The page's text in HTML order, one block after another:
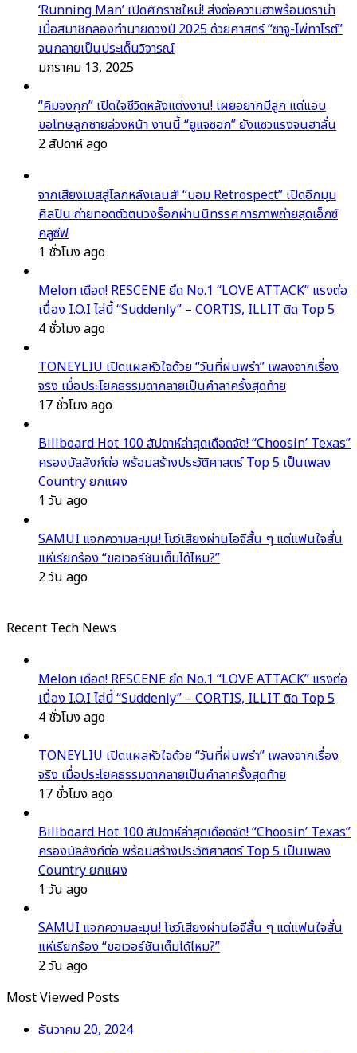
‘Running Man’ เปิดศักราชใหม่! ส่งต่อความฮาพร้อมดราม่า
เมื่อสมาชิกลองทำนายดวงปี 2025 ด้วยศาสตร์ “ซาจู-ไพ่ทาโรต์”
จนกลายเป็นประเด็นวิจารณ์
มกราคม 13, 2025
“คิมจงกุก” เปิดใจชีวิตหลังแต่งงาน! เผยอยากมีลูก แต่แอบ
ขอโทษลูกชายล่วงหน้า งานนี้ “ยูแจซอก” ยังแซวแรงจนฮาลั่น
2 สัปดาห์ ago
จากเสียงเบสสู่โลกหลังเลนส์! “บอม Retrospect” เปิดอีกมุม
ศิลปิน ถ่ายทอดตัวตนวงร็อกผ่านนิทรรศการภาพถ่ายสุดเอ็กซ์
คลูซีฟ
1 ชั่วโมง ago
Melon เดือด! RESCENE ยึด No.1 “LOVE ATTACK” แรงต่อ
เนื่อง I.O.I ไล่บี้ “Suddenly” – CORTIS, ILLIT ติด Top 5
4 ชั่วโมง ago
TONEYLIU เปิดแผลหัวใจด้วย “วันที่ฝนพรำ” เพลงจากเรื่อง
จริง เมื่อประโยคธรรมดากลายเป็นคำลาครั้งสุดท้าย
17 ชั่วโมง ago
Billboard Hot 100 สัปดาห์ล่าสุดเดือดจัด! “Choosin’ Texas”
ครองบัลลังก์ต่อ พร้อมสร้างประวัติศาสตร์ Top 5 เป็นเพลง
Country ยกแผง
1 วัน ago
SAMUI แจกความละมุน! โชว์เสียงผ่านไอจีสั้น ๆ แต่แฟนใจสั่น
แห่เรียกร้อง “ขอเวอร์ชันเต็มได้ไหม?”
2 วัน ago
Recent Tech News
Melon เดือด! RESCENE ยึด No.1 “LOVE ATTACK” แรงต่อ
เนื่อง I.O.I ไล่บี้ “Suddenly” – CORTIS, ILLIT ติด Top 5
4 ชั่วโมง ago
TONEYLIU เปิดแผลหัวใจด้วย “วันที่ฝนพรำ” เพลงจากเรื่อง
จริง เมื่อประโยคธรรมดากลายเป็นคำลาครั้งสุดท้าย
17 ชั่วโมง ago
Billboard Hot 100 สัปดาห์ล่าสุดเดือดจัด! “Choosin’ Texas”
ครองบัลลังก์ต่อ พร้อมสร้างประวัติศาสตร์ Top 5 เป็นเพลง
Country ยกแผง
1 วัน ago
SAMUI แจกความละมุน! โชว์เสียงผ่านไอจีสั้น ๆ แต่แฟนใจสั่น
แห่เรียกร้อง “ขอเวอร์ชันเต็มได้ไหม?”
2 วัน ago
Most Viewed Posts
ธันวาคม 20, 2024